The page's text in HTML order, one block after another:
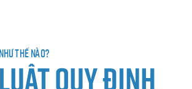
thế nào?
quy định